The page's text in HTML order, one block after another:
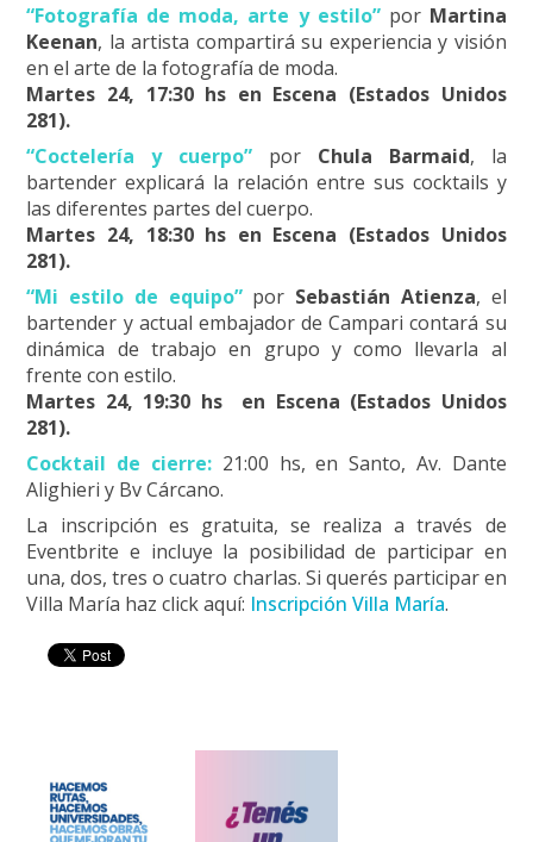
“Fotografía de moda, arte y estilo”por Martina
Keenan, la artista compartirá su experiencia y visión
en el arte de la fotografía de moda.
Martes 24, 17:30 hs en Escena (Estados Unidos
281).
“Coctelería y cuerpo” por Chula Barmaid, la
bartender explicará la relación entre sus cocktails y
las diferentes partes del cuerpo.
Martes 24, 18:30 hs en Escena (Estados Unidos
281).
“Mi estilo de equipo” por Sebastián Atienza, el
bartender y actual embajador de Campari contará su
dinámica de trabajo en grupo y como llevarla al
frente con estilo.
Martes 24, 19:30 hs en Escena (Estados Unidos
281).
Cocktail de cierre:21:00 hs, en Santo, Av. Dante
Alighieri y Bv Cárcano.
La inscripción es gratuita, se realiza a través de
Eventbrite e incluye la posibilidad de participar en
una, dos, tres o cuatro charlas. Si querés participar en
Villa María haz click aquí: Inscripción Villa María.